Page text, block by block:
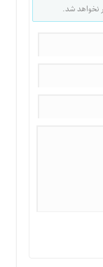
نخواهد شد.